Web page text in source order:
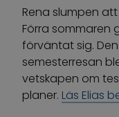
Rena slumpen
Förra sommaren
förväntat sig.
semesterresan
vetskapen om
planer. Läs Elias